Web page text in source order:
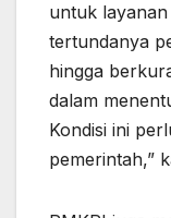
untuk
tertundanya
hingga
dalam
Kondisi ini
pemerintah,”